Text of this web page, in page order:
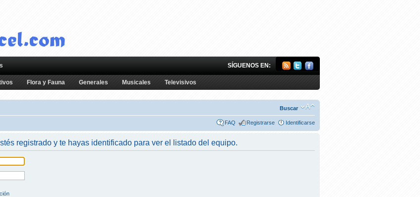
SÍGUENOS EN:
Flora y Fauna Generales Musicales Televisivos
Buscar
FAQ Registrarse Identificarse
registrado y te hayas identificado para ver el listado del equipo.